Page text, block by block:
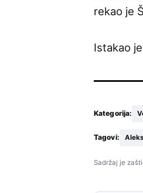
rekao je
Istakao
Kategorija:
Tagovi:
Sadržaj je